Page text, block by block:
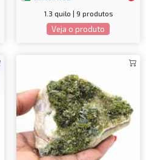
1.3 quilo | 9 produtos
Veja o produto